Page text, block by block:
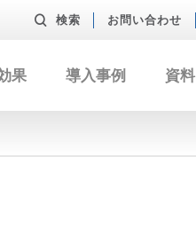
検索 お問い合わせ
果 導入事例 資料